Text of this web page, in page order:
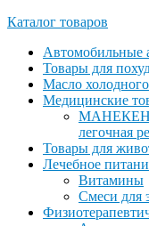
Каталог товаров
Автомобильные
Товары для
Масло
Медицинские
легочная
Товары для
Лечебное
Витамины
Смеси для